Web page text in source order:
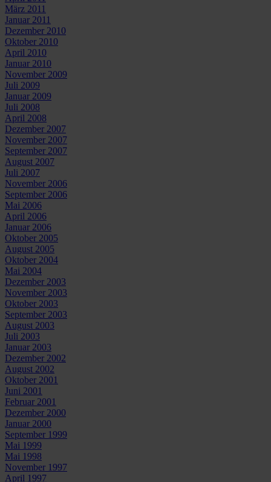
März 2011
Januar 2011
Dezember 2010
Oktober 2010
April 2010
Januar 2010
November 2009
Juli 2009
Januar 2009
Juli 2008
April 2008
Dezember 2007
November 2007
September 2007
August 2007
Juli 2007
November 2006
September 2006
Mai 2006
April 2006
Januar 2006
Oktober 2005
August 2005
Oktober 2004
Mai 2004
Dezember 2003
November 2003
Oktober 2003
September 2003
August 2003
Juli 2003
Januar 2003
Dezember 2002
August 2002
Oktober 2001
Juni 2001
Februar 2001
Dezember 2000
Januar 2000
September 1999
Mai 1999
Mai 1998
November 1997
April 1997